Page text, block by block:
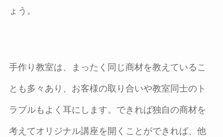
ょう。
手作り教室は、まったく同じ商材を教えているこ
とも多々あり、お客様の取り合いや教室同士のト
ラブルもよく耳にします。できれば独自の商材を
考えてオリジナル講座を開くことができれば、他